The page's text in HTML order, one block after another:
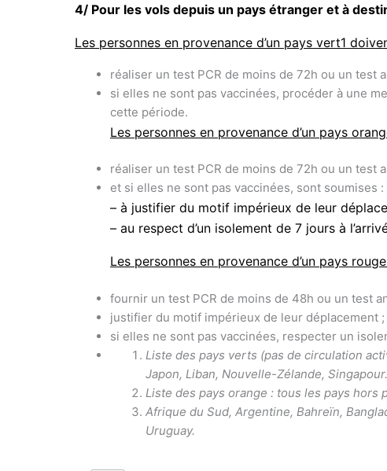
4/ Pour les vols depuis un pays étranger et à
Les personnes en provenance d’un pays vert1
réaliser un test PCR de moins de 72h ou un test
si elles ne sont pas vaccinées, procéder à une
cette période.
Les personnes en provenance d’un pays
réaliser un test PCR de moins de 72h ou un test
et si elles ne sont pas vaccinées, sont soumises :
– à justifier du motif impérieux de leur
– au respect d’un isolement de 7 jours à
Les personnes en provenance d’un pays
fournir un test PCR de moins de 48h ou un test
justifier du motif impérieux de leur déplacement ;
si elles ne sont pas vaccinées, respecter un
Liste des pays verts (pas de circulation
Japon, Liban, Nouvelle-Zélande, Singapour.
Liste des pays orange : tous les pays hors
Afrique du Sud, Argentine, Bahreïn,
Uruguay.